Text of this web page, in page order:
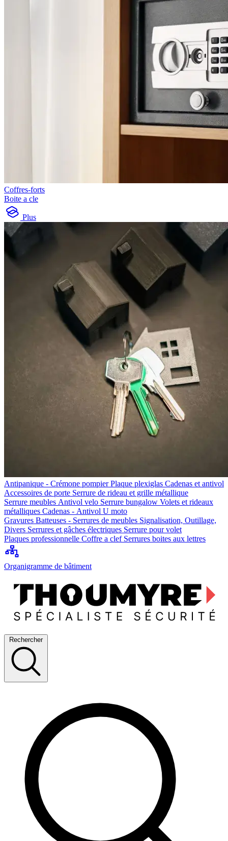
Coffres-forts
Boite a cle
Plus
Antipanique - Crémone pompierPlaque plexiglas Cadenas et antivol
Accessoires de porte Serrure de rideau et grille métallique
Serrure meubles Antivol velo Serrure bungalow Volets et rideaux
métalliques Cadenas - Antivol U moto
Gravures Batteuses - Serrures de meubles Signalisation, Outillage,
Divers Serrures et gâches électriques Serrure pour volet
Plaques professionnelle Coffre a clef Serrures boites aux lettres
Organigramme de bâtiment
Rechercher